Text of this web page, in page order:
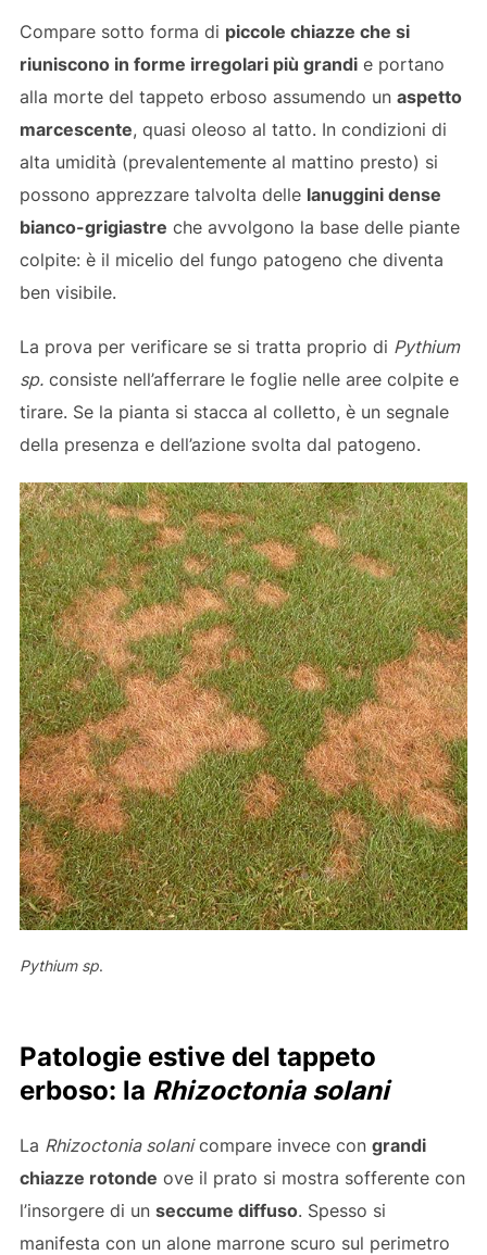
Compare sotto forma di piccole chiazze che si
riuniscono in forme irregolari più grandie portano
alla morte del tappeto erboso assumendo un aspetto
marcescente, quasi oleoso al tatto. In condizioni di
alta umidità (prevalentemente al mattino presto) si
possono apprezzare talvolta delle lanuggini dense
bianco-grigiastre che avvolgono la base delle piante
colpite: è il micelio del fungo patogeno che diventa
ben visibile.
La prova per verificare se si tratta proprio di Pythium
sp.consiste nell’afferrare le foglie nelle aree colpite e
tirare. Se la pianta si stacca al colletto, è un segnale
della presenza e dell’azione svolta dal patogeno.
Pythium sp.
Patologie estive del tappeto
erboso: la Rhizoctonia solani
La Rhizoctonia solanicompare invece con grandi
chiazze rotonde ove il prato si mostra sofferente con
l’insorgere di un seccume diffuso. Spesso si
manifesta con un alone marrone scuro sul perimetro